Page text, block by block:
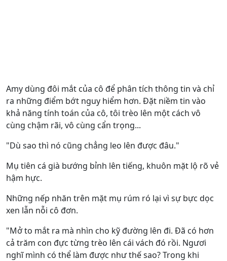
Amy dùng đôi mắt của cô để phân tích thông tin và chỉ
ra những điểm bớt nguy hiểm hơn. Đặt niềm tin vào
khả năng tính toán của cô, tôi trèo lên một cách vô
cùng chậm rãi, vô cùng cẩn trọng...
"Dù sao thì nó cũng chẳng leo lên được đâu."
Mụ tiên cá già bướng bỉnh lên tiếng, khuôn mặt lộ rõ vẻ
hậm hực.
Những nếp nhăn trên mặt mụ rúm ró lại vì sự bực dọc
xen lẫn nỗi cô đơn.
"Mở to mắt ra mà nhìn cho kỹ đường lên đi. Đã có hơn
cả trăm con đực từng trèo lên cái vách đó rồi. Ngươi
nghĩ mình có thể làm được như thế sao? Trong khi